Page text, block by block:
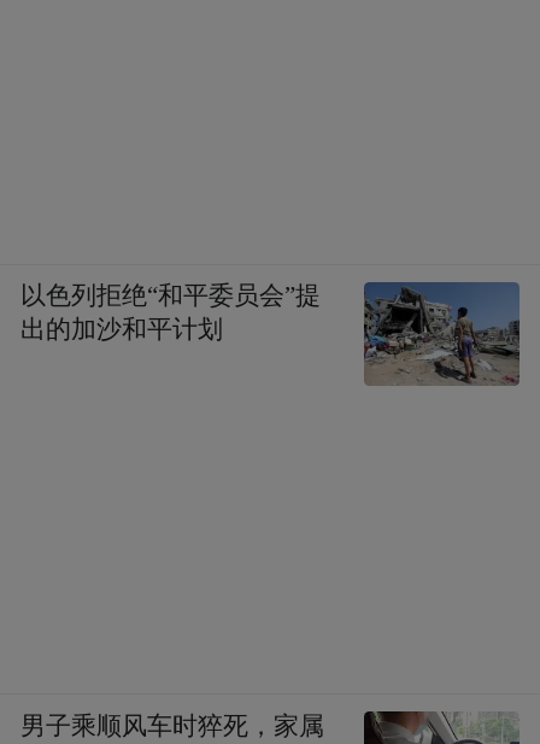
以色列拒绝“和平委员会”提
出的加沙和平计划
男子乘顺风车时猝死，家属